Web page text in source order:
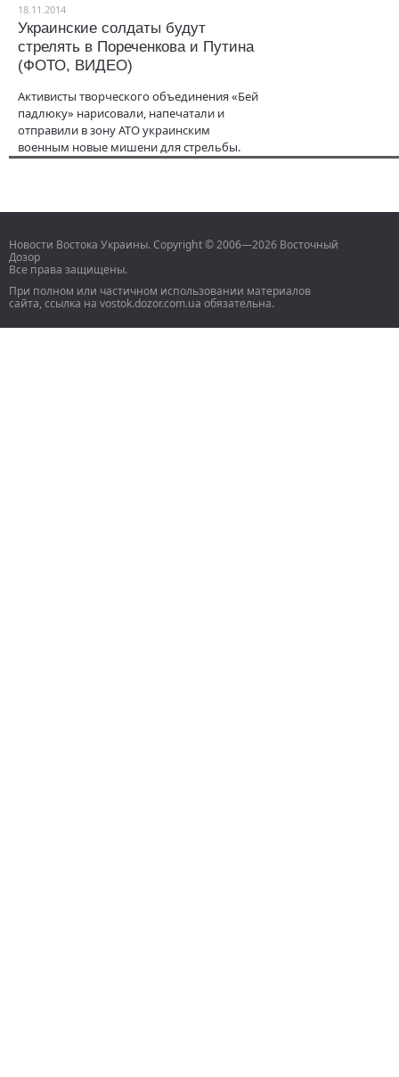
18.11.2014
Украинские солдаты будут
стрелять в Пореченкова и Путина
(ФОТО, ВИДЕО)
Активисты творческого объединения «Бей
падлюку» нарисовали, напечатали и
отправили в зону АТО украинским
военным новые мишени для стрельбы.
Новости Востока Украины. Copyright © 2006—2026 Восточный
Дозор
Все права защищены.
При полном или частичном использовании материалов
сайта, ссылка на vostok.dozor.com.ua обязательна.